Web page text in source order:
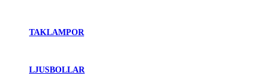
TAKLAMPOR
LJUSBOLLAR